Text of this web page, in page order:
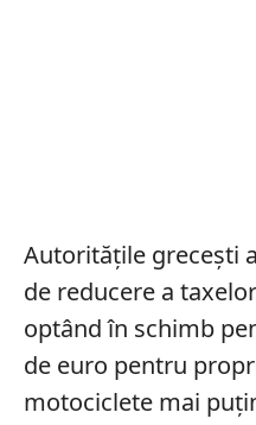
Autoritățile grecești
de reducere a
optând în schimb
de euro pentru
motociclete mai